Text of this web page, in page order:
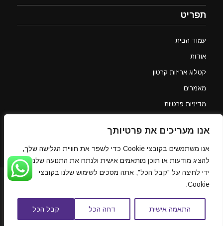
אנו מעריכים את פרטיותך
אנו משתמשים בקובצי Cookie כדי לשפר את חוויית הגלישה שלך,
להציג מודעות או תוכן מותאמים אישית ולנתח את התנועה שלנו. על
ידי לחיצה על "קבל הכל", אתה מסכים לשימוש שלנו בקובצי
Cookie.
התאמה אישית דחה הכל קבל הכל
תפריט
עמוד הבית
אודות
קטלוג אריזות קרטון
מאמרים
מדיניות פרטיות
ש.ש אריזות קרטון - קרטונים ממותגים, קרטונים לאריזה, אריזות קרטון, קרטונים